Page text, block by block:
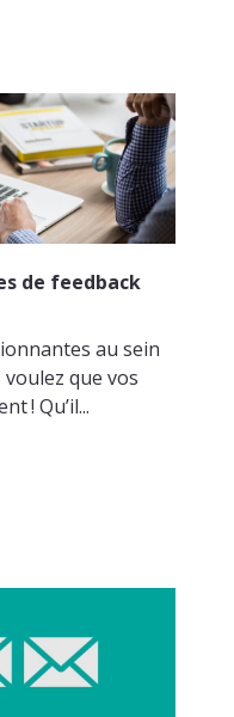
de feedback
au sein
que vos
! Qu’il...